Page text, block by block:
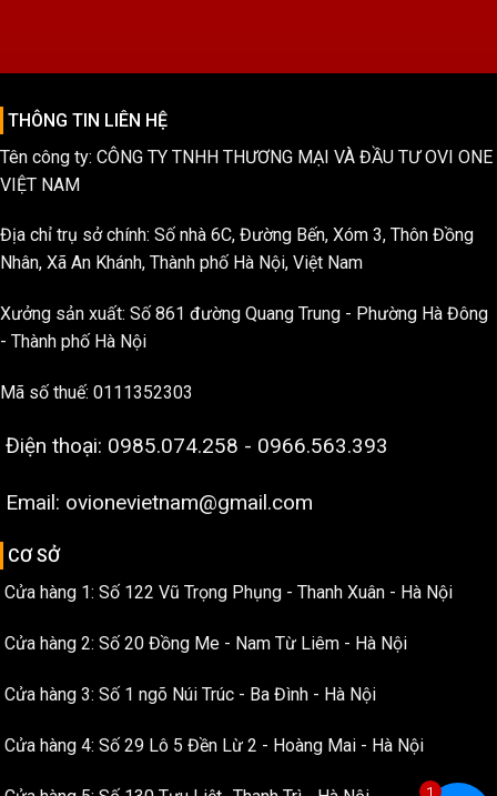
THÔNG TIN LIÊN HỆ
Tên công ty: CÔNG TY TNHH THƯƠNG MẠI VÀ ĐẦU TƯ OVI ONE
VIỆT NAM
Địa chỉ trụ sở chính: Số nhà 6C, Đường Bến, Xóm 3, Thôn Đồng
Nhân, Xã An Khánh, Thành phố Hà Nội, Việt Nam
Xưởng sản xuất: Số 861 đường Quang Trung - Phường Hà Đông
- Thành phố Hà Nội
Mã số thuế: 0111352303
Điện thoại: 0985.074.258 - 0966.563.393
Email: ovionevietnam@gmail.com
CƠ SỞ
Cửa hàng 1: Số 122 Vũ Trọng Phụng - Thanh Xuân - Hà Nội
Cửa hàng 2: Số 20 Đồng Me - Nam Từ Liêm - Hà Nội
Cửa hàng 3: Số 1 ngõ Núi Trúc - Ba Đình - Hà Nội
Cửa hàng 4: Số 29 Lô 5 Đền Lừ 2 - Hoàng Mai - Hà Nội